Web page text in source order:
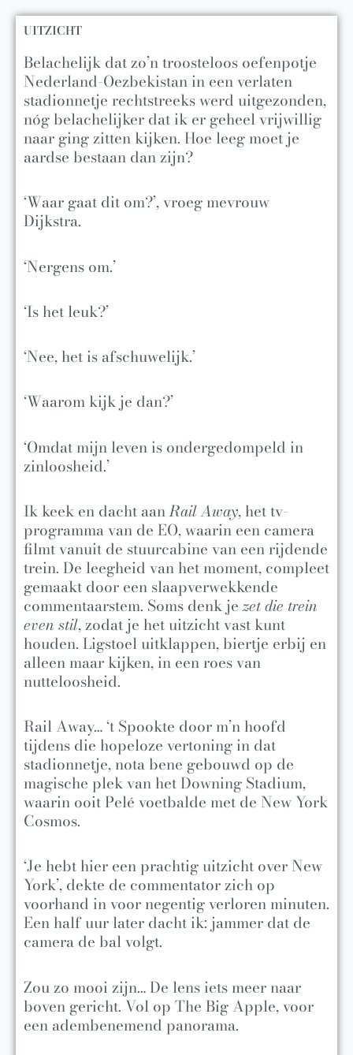
UITZICHT
Belachelijk dat zo’n troosteloos oefenpotje
Nederland-Oezbekistan in een verlaten
stadionnetje rechtstreeks werd uitgezonden,
nóg belachelijker dat ik er geheel vrijwillig
naar ging zitten kijken. Hoe leeg moet je
aardse bestaan dan zijn?
‘Waar gaat dit om?’, vroeg mevrouw
Dijkstra.
‘Nergens om.’
‘Is het leuk?’
‘Nee, het is afschuwelijk.’
‘Waarom kijk je dan?’
‘Omdat mijn leven is ondergedompeld in
zinloosheid.’
Ik keek en dacht aanRail Away, het tv-
programma van de EO, waarin een camera
filmt vanuit de stuurcabine van een rijdende
trein. De leegheid van het moment, compleet
gemaakt door een slaapverwekkende
commentaarstem. Soms denk jezet die trein
even stil, zodat je het uitzicht vast kunt
houden. Ligstoel uitklappen, biertje erbij en
alleen maar kijken, in een roes van
nutteloosheid.
Rail Away… ‘t Spookte door m’n hoofd
tijdens die hopeloze vertoning in dat
stadionnetje, nota bene gebouwd op de
magische plek van het Downing Stadium,
waarin ooit Pelé voetbalde met de New York
Cosmos.
‘Je hebt hier een prachtig uitzicht over New
York’, dekte de commentator zich op
voorhand in voor negentig verloren minuten.
Een half uur later dacht ik: jammer dat de
camera de bal volgt.
Zou zo mooi zijn… De lens iets meer naar
boven gericht. Vol op The Big Apple, voor
een adembenemend panorama.